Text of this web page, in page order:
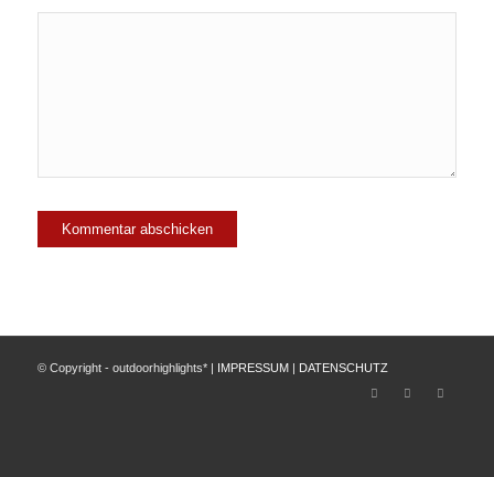
© Copyright - outdoorhighlights* | IMPRESSUM DATENSCHUTZ